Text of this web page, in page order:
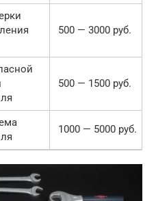
500 — 3000 руб.
500 — 1500 руб.
1000 — 5000 руб.